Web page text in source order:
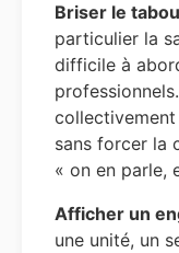
Briser le
particulier la
difficile à
sans forcer la
« on en parle,
Afficher un
une unité, un